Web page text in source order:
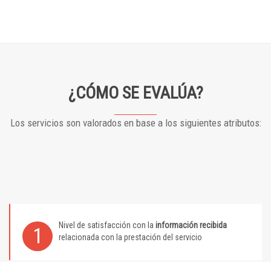
¿CÓMO SE EVALÚA?
Los servicios son valorados en base a los siguientes atributos:
1 Nivel de satisfacción con la información recibida
relacionada con la prestación del servicio